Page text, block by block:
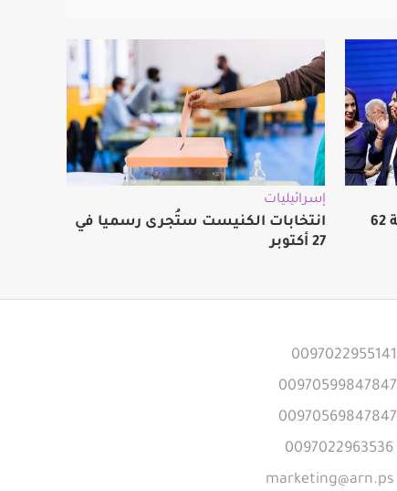
استطلاع: المعارضة الإسرائيلية 62
إسرائيليات
انتخابات الكنيست ستُجرى رسميا في
27 أكتوبر
0097022955141
00970599847847
00970569847847
0097022963536
marketing@arn.ps